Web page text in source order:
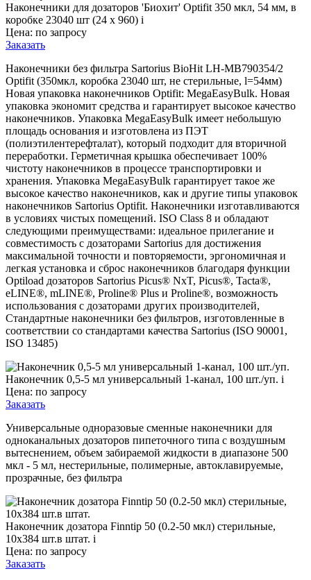
Наконечники для дозаторов 'Биохит' Optifit 350 мкл, 54 мм, в
коробке 23040 шт (24 x 960) i
Цена: по запросу
Заказать
Наконечники без фильтра Sartorius BioHit LH-MB790354/2
Optifit (350мкл, коробка 23040 шт, не стерильные, l=54мм)
Новая упаковка наконечников Optifit: MegaEasyBulk. Новая
упаковка экономит средства и гарантирует высокое качество
наконечников. Упаковка MegaEasyBulk имеет небольшую
площадь основания и изготовлена из ПЭТ
(полиэтилентерефталат), который подходит для вторичной
переработки. Герметичная крышка обеспечивает 100%
чистоту наконечников в процессе транспортировки и
хранения. Упаковка MegaEasyBulk гарантирует такое же
высокое качество наконечников, как и другие типы упаковок
наконечников Sartorius Optifit. Наконечники изготавливаются
в условиях чистых помещений. ISO Class 8 и обладают
следующими преимуществами: идеальное прилегание и
совместимость с дозаторами Sartorius для достижения
максимальной точности и повторяемости, эргономичная и
легкая установка и сброс наконечников благодаря функции
Optiload дозаторов Sartorius Picus® NxT, Picus®, Tacta®,
eLINE®, mLINE®, Proline® Plus и Proline®, возможность
использования с дозаторами других производителей,
Стандартные наконечники без фильтров, изготовленные в
соответствии со стандартами качества Sartorius (ISO 90001,
ISO 13485)
Наконечник 0,5-5 мл универсальный 1-канал, 100 шт./уп. i
Цена: по запросу
Заказать
Универсальные одноразовые сменные наконечники для
одноканальных дозаторов пипеточного типа с воздушным
вытеснением, объем забираемой жидкости в диапазоне 500
мкл - 5 мл, нестерильные, полимерные, автоклавируемые,
прозрачные, без фильтра
Наконечник дозатора Finntip 50 (0.2-50 мкл) стерильные,
10x384 шт.в штат. i
Цена: по запросу
Заказать